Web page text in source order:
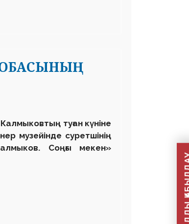
туған күніне
музейінде суретшінің
Соңғы мекен»